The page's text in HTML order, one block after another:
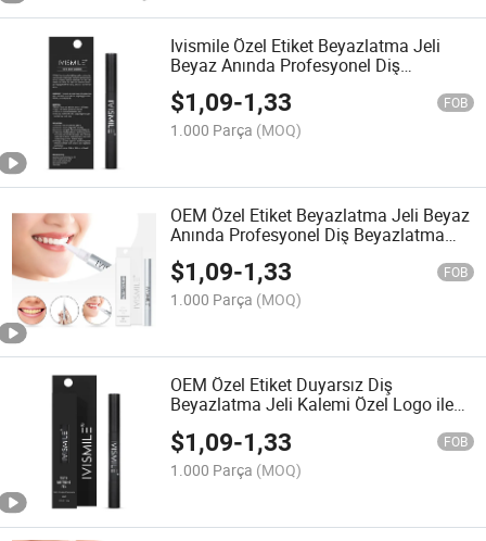
Ivismile Özel Etiket Beyazlatma Jeli
Beyaz Anında Profesyonel Diş
Beyazlatma Jeli Kalemi
$1,09-1,33 FOB
1.000 Parça (MOQ)
OEM Özel Etiket Beyazlatma Jeli Beyaz
Anında Profesyonel Diş Beyazlatma
Jeli Kalemi Ev Kullanımı için
$1,09-1,33 FOB
1.000 Parça (MOQ)
OEM Özel Etiket Duyarsız Diş
Beyazlatma Jeli Kalemi Özel Logo ile
$1,09-1,33 FOB
1.000 Parça (MOQ)